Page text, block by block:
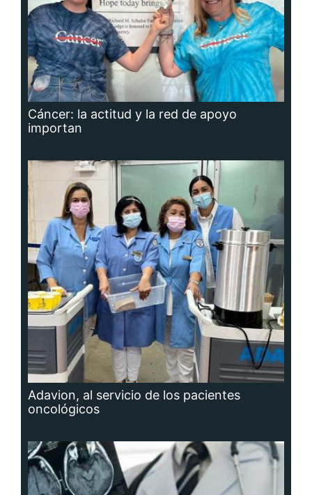
Cáncer: la actitud y la red de apoyo
importan
Adavion, al servicio de los pacientes
oncológicos